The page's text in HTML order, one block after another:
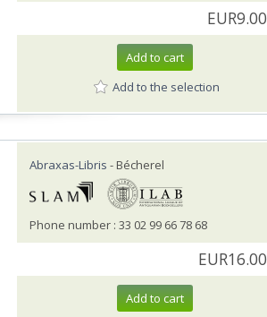
EUR9.00
Add to cart
Add to the selection
Abraxas-Libris - Bécherel
Phone number : 33 02 99 66 78 68
EUR16.00
Add to cart